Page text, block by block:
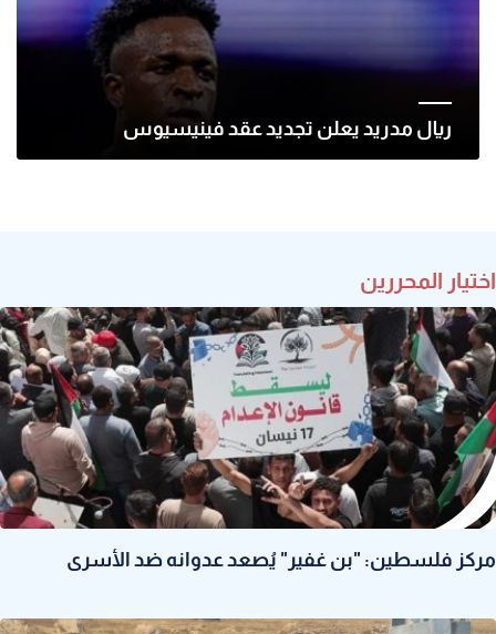
ريال مدريد يعلن تجديد عقد فينيسيوس
اختيار المحررين
مركز فلسطين: "بن غفير" يُصعد عدوانه ضد الأسرى